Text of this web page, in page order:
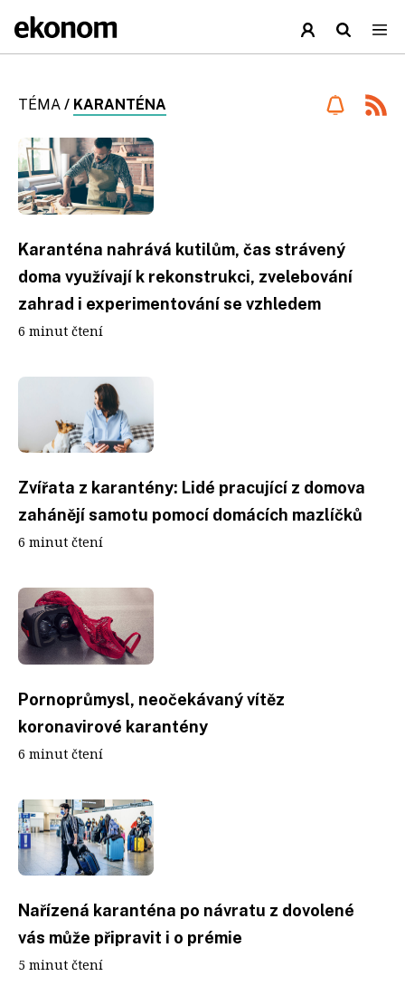
TÉMA / KARANTÉNA
Karanténa nahrává kutilům, čas strávený
doma využívají k rekonstrukci, zvelebování
zahrad i experimentování se vzhledem
6 minut čtení
Zvířata z karantény: Lidé pracující z domova
zahánějí samotu pomocí domácích mazlíčků
6 minut čtení
Pornoprůmysl, neočekávaný vítěz
koronavirové karantény
6 minut čtení
Nařízená karanténa po návratu z dovolené
vás může připravit i o prémie
5 minut čtení